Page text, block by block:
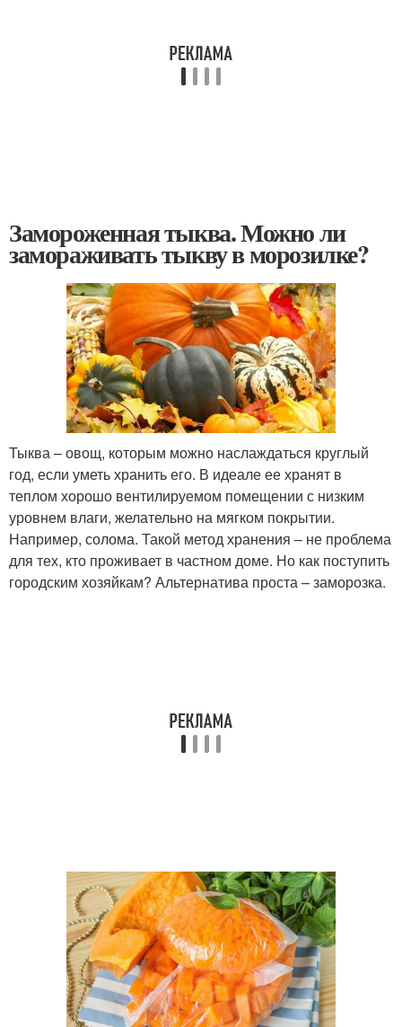
Замороженная тыква. Можно ли
замораживать тыкву в морозилке?
Тыква – овощ, которым можно наслаждаться круглый
год, если уметь хранить его. В идеале ее хранят в
теплом хорошо вентилируемом помещении с низким
уровнем влаги, желательно на мягком покрытии.
Например, солома. Такой метод хранения – не проблема
для тех, кто проживает в частном доме. Но как поступить
городским хозяйкам? Альтернатива проста – заморозка.